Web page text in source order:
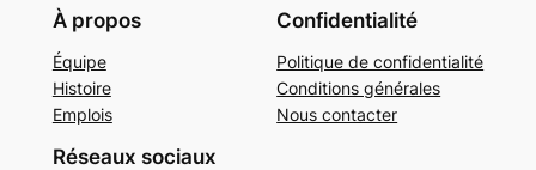
À propos
Équipe
Histoire
Emplois
Confidentialité
Politique de confidentialité
Conditions générales
Nous contacter
Réseaux sociaux